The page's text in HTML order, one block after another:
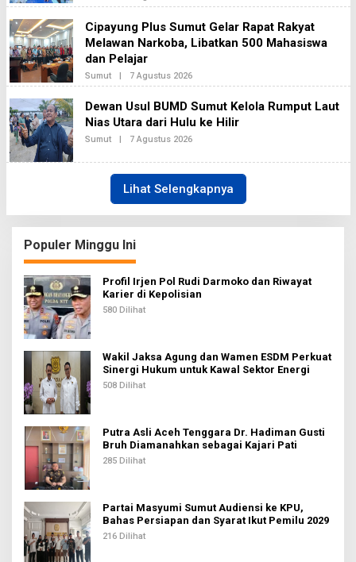
E
A
2
L
H
B
N
E
A
2
Cipayung Plus Sumut Gelar Rapat Rakyat
Melawan Narkoba, Libatkan 500 Mahasiswa
dan Pelajar
Sumut | 7 Agustus 2026O
L
H
B
I
E
K
A
2
Dewan Usul BUMD Sumut Kelola Rumput Laut
Nias Utara dari Hulu ke Hilir
Sumut | 7 Agustus 2026O
E
H
B
H
I
N
E
W
S
Lihat Selengkapnya
Populer Minggu Ini
Profil Irjen Pol Rudi Darmoko dan Riwayat
Karier di Kepolisian
580 Dilihat
Wakil Jaksa Agung dan Wamen ESDM Perkuat
Sinergi Hukum untuk Kawal Sektor Energi
508 Dilihat
Putra Asli Aceh Tenggara Dr. Hadiman Gusti
Bruh Diamanahkan sebagai Kajari Pati
285 Dilihat
Partai Masyumi Sumut Audiensi ke KPU,
Bahas Persiapan dan Syarat Ikut Pemilu 2029
216 Dilihat